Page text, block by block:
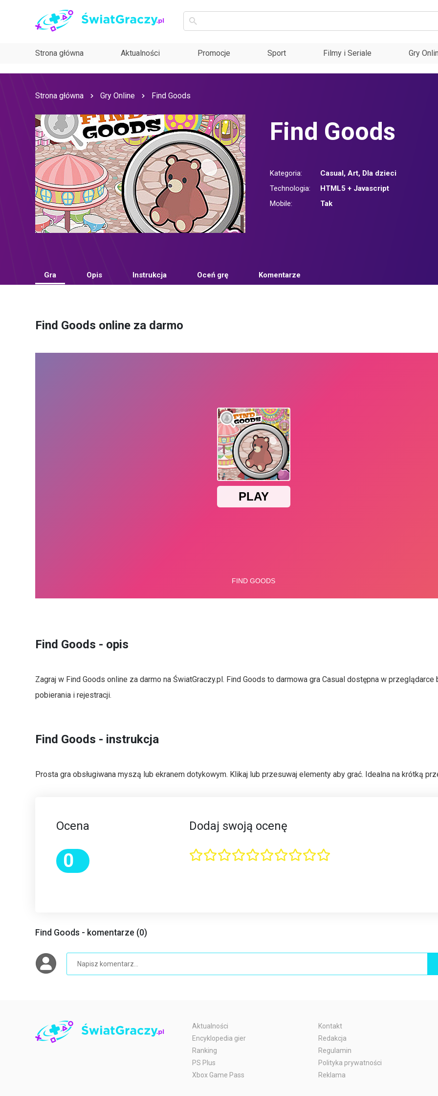
Strona główna Aktualności Promocje Sport Filmy i Seriale Gry
Strona główna Gry Online Find Goods
Find Goods
Kategoria: Casual , Art, Dla dzieci
Technologia:
HTML5 + Javascript
Mobile:
Tak
Gra Opis Instrukcja Oceń grę Komentarze
Find Goods online za darmo
Find Goods - opis
Zagraj w Find Goods online za darmo na ŚwiatGraczy.pl. Find Goods to darmowa gra Casual dostępna w przeglądarce
pobierania i rejestracji.
Find Goods - instrukcja
Prosta gra obsługiwana myszą lub ekranem dotykowym. Klikaj lub przesuwaj elementy aby grać. Idealna na krótką
Ocena
0
Dodaj swoją ocenę
Find Goods - komentarze (0)
Aktualności
Encyklopedia gier
Ranking
PS Plus
Xbox Game Pass
Kontakt
Redakcja
Regulamin
Polityka prywatności
Reklama